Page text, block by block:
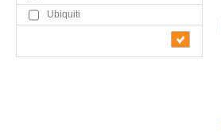
Ubiquiti